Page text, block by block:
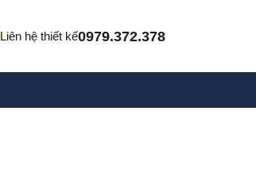
Liên hệ thiết kế0979.372.378